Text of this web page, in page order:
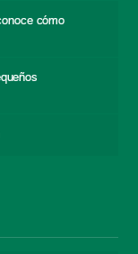
cómo